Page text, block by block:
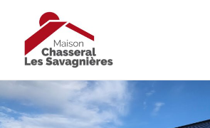
maison-chasseral.ch